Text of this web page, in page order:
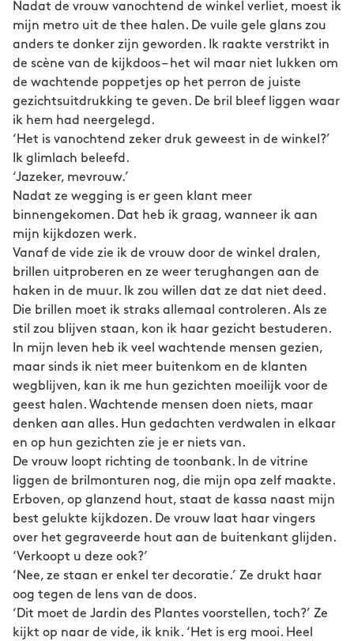
Nadat de vrouw vanochtend de winkel verliet, moest ik
mijn metro uit de thee halen. De vuile gele glans zou
anders te donker zijn geworden. Ik raakte verstrikt in
de scène van de kijkdoos – het wil maar niet lukken om
de wachtende poppetjes op het perron de juiste
gezichtsuitdrukking te geven. De bril bleef liggen waar
ik hem had neergelegd.
‘Het is vanochtend zeker druk geweest in de winkel?’
Ik glimlach beleefd.
‘Jazeker, mevrouw.’
Nadat ze wegging is er geen klant meer
binnengekomen. Dat heb ik graag, wanneer ik aan
mijn kijkdozen werk.
Vanaf de vide zie ik de vrouw door de winkel dralen,
brillen uitproberen en ze weer terughangen aan de
haken in de muur. Ik zou willen dat ze dat niet deed.
Die brillen moet ik straks allemaal controleren. Als ze
stil zou blijven staan, kon ik haar gezicht bestuderen.
In mijn leven heb ik veel wachtende mensen gezien,
maar sinds ik niet meer buitenkom en de klanten
wegblijven, kan ik me hun gezichten moeilijk voor de
geest halen. Wachtende mensen doen niets, maar
denken aan alles. Hun gedachten verdwalen in elkaar
en op hun gezichten zie je er niets van.
De vrouw loopt richting de toonbank. In de vitrine
liggen de brilmonturen nog, die mijn opa zelf maakte.
Erboven, op glanzend hout, staat de kassa naast mijn
best gelukte kijkdozen. De vrouw laat haar vingers
over het gegraveerde hout aan de buitenkant glijden.
‘Verkoopt u deze ook?’
‘Nee, ze staan er enkel ter decoratie.’ Ze drukt haar
oog tegen de lens van de doos.
‘Dit moet de Jardin des Plantes voorstellen, toch?’ Ze
kijkt op naar de vide, ik knik. ‘Het is erg mooi. Heel